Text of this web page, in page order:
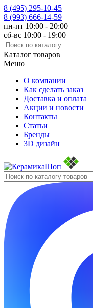
8 (495) 295-10-45
8 (993) 666-14-59
пн-пт 10:00 - 20:00
сб-вс 10:00 - 19:00
Каталог товаров
Меню
О компании
Как сделать заказ
Доставка и оплата
Акции и новости
Контакты
Статьи
Бренды
3D дизайн